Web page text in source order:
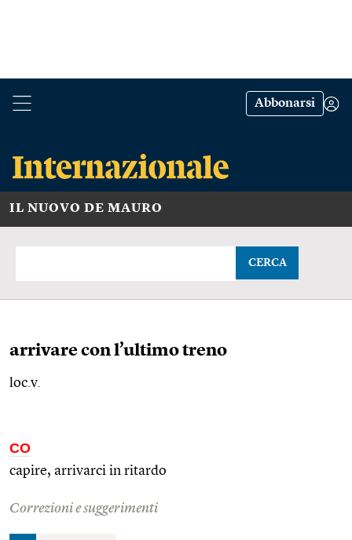
Abbonarsi
IL NUOVO DE MAURO
CERCA
arrivare con l’ultimo treno
loc.v.
CO
capire, arrivarci in ritardo
Correzioni e suggerimenti